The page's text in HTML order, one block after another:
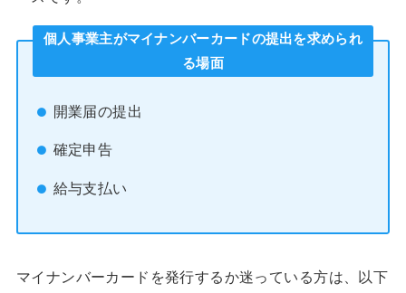
個人事業主がマイナンバーカードの提出を求められ
る場面
開業届の提出
確定申告
給与支払い
マイナンバーカードを発行するか迷っている方は、以下